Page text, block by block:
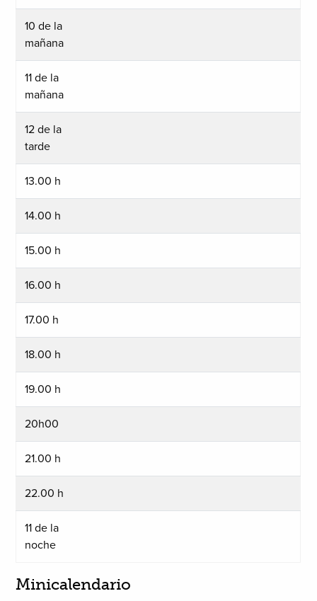
10 de la
mañana
11 de la
mañana
12 de la
tarde
13.00 h
14.00 h
15.00 h
16.00 h
17.00 h
18.00 h
19.00 h
20h00
21.00 h
22.00 h
11 de la
noche
Minicalendario